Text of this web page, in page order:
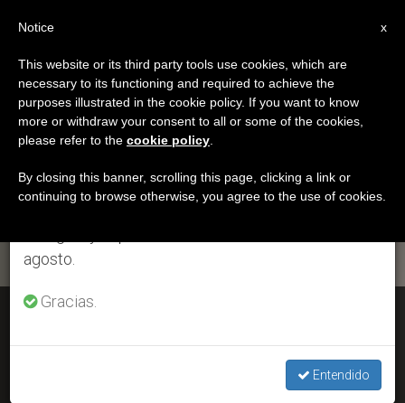
ETIQUETA
Posts Tagged ‘siervo
De Dios’
ÚLTIMAS NOTICIAS
Comienza el proceso de beatificación de los padres de
×
Aviso importante
Del 27 de julio al 7 de agosto haremos la pausa
anual, aprovechando que en el periodo de verano
se generan menos informaciones y también el
agosto.
Gracias.
Entendido
x
Notice
This website or its third party tools use cookies, which are
necessary to its functioning and required to achieve the
purposes illustrated in the cookie policy. If you want to know
more or withdraw your consent to all or some of the cookies,
please refer to the cookie policy
By closing this banner, scrolling this page, clicking a link or
continuing to browse otherwise, you agree to the use of cookies.